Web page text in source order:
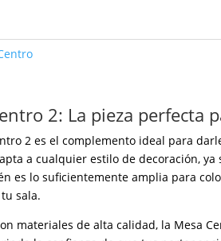
2: La pieza perfecta
2 es el complemento ideal para
a cualquier estilo de decoración,
es lo suficientemente amplia para
sala.
materiales de alta calidad, la Mesa